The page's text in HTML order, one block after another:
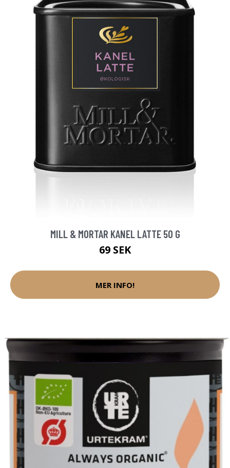
MILL & MORTAR KANEL LATTE 50 G
69 SEK
MER INFO!